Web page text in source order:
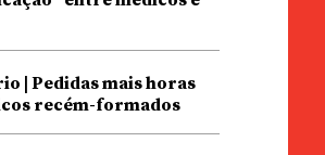
| Pedidas mais horas
recém-formados